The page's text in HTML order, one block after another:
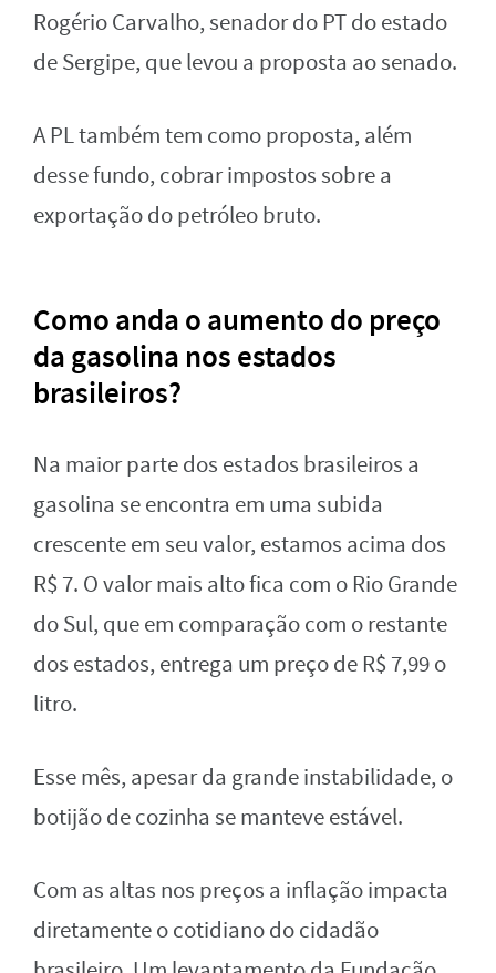
Rogério Carvalho, senador do PT do estado
de Sergipe, que levou a proposta ao senado.
A PL também tem como proposta, além
desse fundo, cobrar impostos sobre a
exportação do petróleo bruto.
Como anda o aumento do preço
da gasolina nos estados
brasileiros?
Na maior parte dos estados brasileiros a
gasolina se encontra em uma subida
crescente em seu valor, estamos acima dos
R$ 7. O valor mais alto fica com o Rio Grande
do Sul, que em comparação com o restante
dos estados, entrega um preço de R$ 7,99 o
litro.
Esse mês, apesar da grande instabilidade, o
botijão de cozinha se manteve estável.
Com as altas nos preços a inflação impacta
diretamente o cotidiano do cidadão